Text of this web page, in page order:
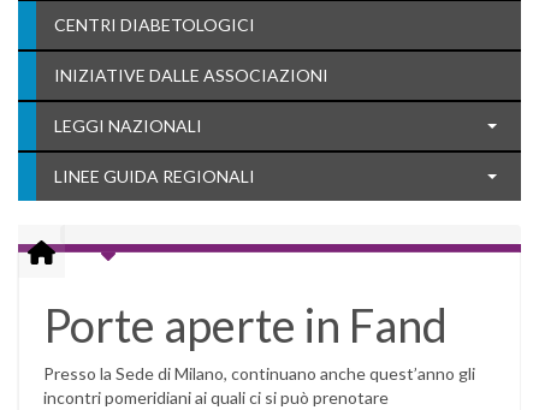
CENTRI DIABETOLOGICI
INIZIATIVE DALLE ASSOCIAZIONI
LEGGI NAZIONALI
LINEE GUIDA REGIONALI
Porte aperte in Fand
Presso la Sede di Milano, continuano anche quest’anno gli
incontri pomeridiani ai quali ci si può prenotare